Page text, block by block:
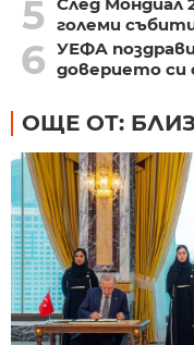
5 големи
6 УЕФА
доверието
ОЩЕ ОТ: